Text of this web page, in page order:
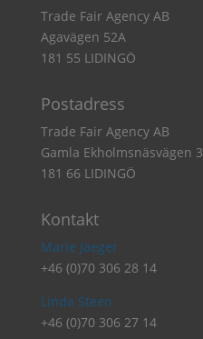
Trade Fair Agency AB
Agavägen 52A
181 55 LIDINGÖ
Postadress
Trade Fair Agency AB
Gamla Ekholmsnäsvägen 3
181 66 LIDINGÖ
Kontakt
Marie Jaeger
+46 (0)70 306 28 14
Linda Steen
+46 (0)70 306 27 14